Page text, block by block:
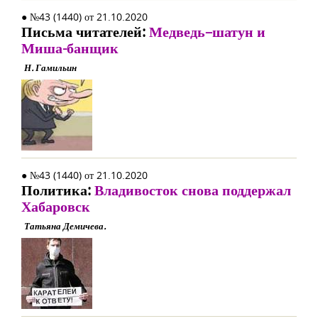
● №43 (1440) от 21.10.2020
Письма читателей:Медведь–шатун и
Миша-банщик
Н. Гамильин
● №43 (1440) от 21.10.2020
Политика:Владивосток снова поддержал
Хабаровск
Татьяна Демичева.